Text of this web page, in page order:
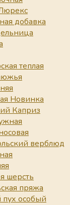
добавка
теплая
Новинка
Каприз
верблюд
шерсть
пряжа
пух особый